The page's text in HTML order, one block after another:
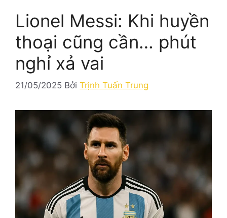
Lionel Messi: Khi huyền
thoại cũng cần… phút
nghỉ xả vai
21/05/2025 Bởi Trịnh Tuấn Trung